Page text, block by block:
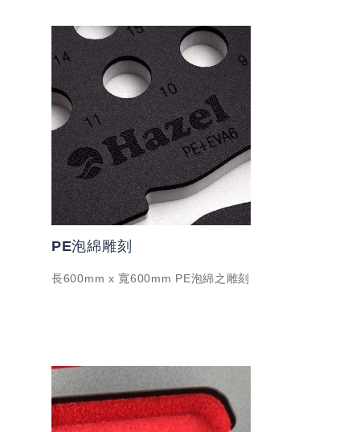
PE泡綿雕刻
長600mm x 寬600mm PE泡綿之雕刻